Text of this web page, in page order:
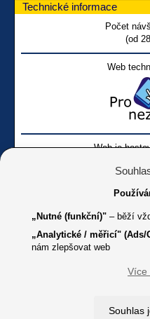
Technické informace
Počet
(od
Web
Web je
Online
K jakémukoliv užití textů a
„Nutné (funkční)" – běží
„Analytické / měřicí" (Ads/
nám zlepšovat web
Více
Souhlas